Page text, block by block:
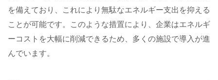
を備えており、これにより無駄なエネルギー支出を抑える
ことが可能です。このような措置により、企業はエネルギ
ーコストを大幅に削減できるため、多くの施設で導入が進
んでいます。